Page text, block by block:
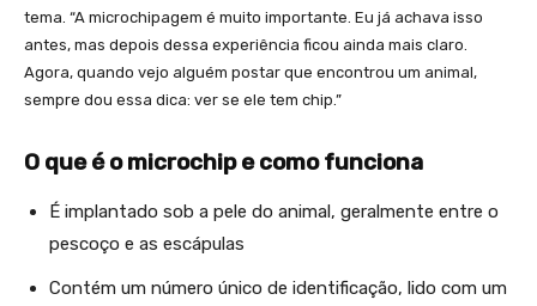
tema. “A microchipagem é muito importante. Eu já achava isso
antes, mas depois dessa experiência ficou ainda mais claro.
Agora, quando vejo alguém postar que encontrou um animal,
sempre dou essa dica: ver se ele tem chip.”
O que é o microchip e como funciona
É implantado sob a pele do animal, geralmente entre o
pescoço e as escápulas
Contém um número único de identificação, lido com um